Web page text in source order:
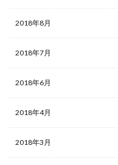
2018年8月
2018年7月
2018年6月
2018年4月
2018年3月